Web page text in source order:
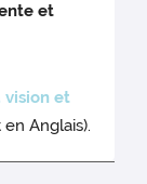
et
vision et
Anglais).